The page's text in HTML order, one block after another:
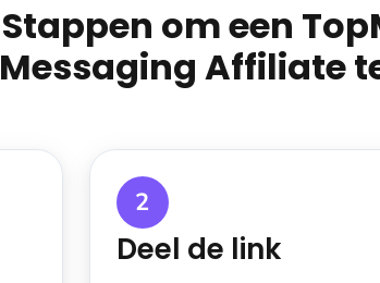
Stappen om een
Messaging Affiliate
2
Deel de link